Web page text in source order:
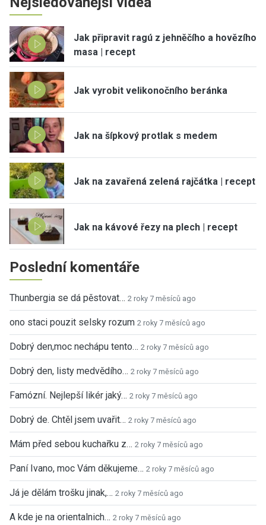
Jak připravit ragú z jehněčího a hovězího
masa | recept
Jak vyrobit velikonočního beránka
Jak na šípkový protlak s medem
Jak na zavařená zelená rajčátka | recept
Jak na kávové řezy na plech | recept
Poslední komentáře
Thunbergia se dá pěstovat… 2 roky 7 měsíců ago
ono staci pouzit selsky rozum 2 roky 7 měsíců ago
Dobrý den,moc nechápu tento… 2 roky 7 měsíců ago
Dobrý den, listy medvědího… 2 roky 7 měsíců ago
Famózní. Nejlepší likér jaký… 2 roky 7 měsíců ago
Dobrý de. Chtěl jsem uvařit… 2 roky 7 měsíců ago
Mám před sebou kuchařku z… 2 roky 7 měsíců ago
Paní Ivano, moc Vám děkujeme… 2 roky 7 měsíců ago
Já je dělám trošku jinak,… 2 roky 7 měsíců ago
A kde je na orientalnich… 2 roky 7 měsíců ago